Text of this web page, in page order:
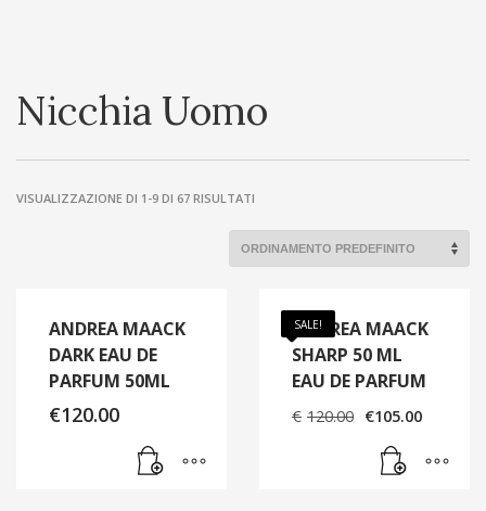
Nicchia Uomo
VISUALIZZAZIONE DI 1-9 DI 67 RISULTATI
ANDREA MAACK
DARK EAU DE
PARFUM 50ML
€120.00
SALE!
ANDREA MAACK
SHARP 50 ML
EAU DE PARFUM
€ 120.00 Il
originale
era:
€105.00Il
è: